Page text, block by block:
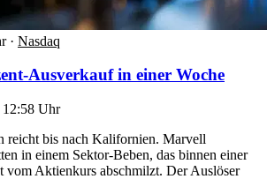
· Nasdaq
Ausverkauf in einer Woche
12:58 Uhr
reicht bis nach Kalifornien. Marvell
in einem Sektor-Beben, das binnen einer
vom Aktienkurs abschmilzt. Der Auslöser